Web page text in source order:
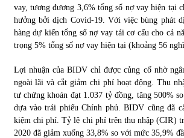
vay, tương đương 3,6% tổng số nợ vay hiện tại
hưởng bởi dịch Covid-19. Với việc bùng phát
hàng dự kiến tổng số nợ vay tái cơ cấu cho cả
trọng 5% tổng số nợ vay hiện tại (khoảng 56
Lợi nhuận của BIDV chỉ được củng cố nhờ
ngoài lãi và cắt giảm chi phí hoạt động. Thu
tư chứng khoán đạt 1.037 tỷ đồng, tăng 500%
dựa vào trái phiếu Chính phủ. BIDV cũng đã
kiệm chi phí. Tỷ lệ chi phí trên thu nhập (CIR)
2020 đã giảm xuống 33,8% so với mức 35,9%